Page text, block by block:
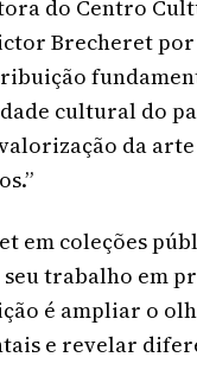
do Centro
Brecheret
cultural do
da
em coleções
trabalho em
é ampliar o
e revelar